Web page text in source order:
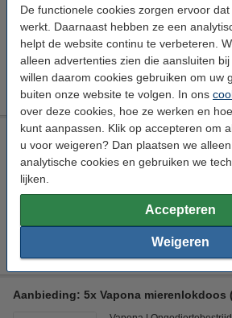
De functionele cookies zorgen ervoor
werkt. Daarnaast hebben ze een
helpt de website continu te verbeteren.
alleen advertenties zien die aansluiten
willen daarom cookies gebruiken om uw
buiten onze website te volgen. In ons
over deze cookies, hoe ze werken en
kunt aanpassen. Klik op accepteren om
u voor weigeren? Dan plaatsen we
analytische cookies en gebruiken we
lijken.
Accepteren
Weigeren
Bekijk de specificaties
Direct leverbaar
Morgen in huis
€ 11,49
Vapona mierenlokdoos (2 stuks)
Vapona
Aanbieding: 5x Vapona mierenlokdoos